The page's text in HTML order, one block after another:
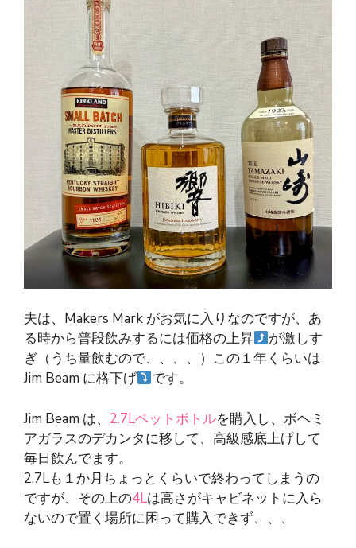
夫は、Makers Mark がお気に入りなのですが、あ
る時から普段飲みするには価格の上昇
が激しす
ぎ（うち量飲むので、、、、）この１年くらいは
Jim Beam に格下げ
です。
Jim Beam は、 2.7Lペットボトルを購入し、ボヘミ
アガラスのデカンタに移して、高級感底上げして
毎日飲んでます。
2.7Lも１か月ちょっとくらいで終わってしまうの
ですが、その上の4Lは高さがキャビネットに入ら
ないので置く場所に困って購入できず、、、